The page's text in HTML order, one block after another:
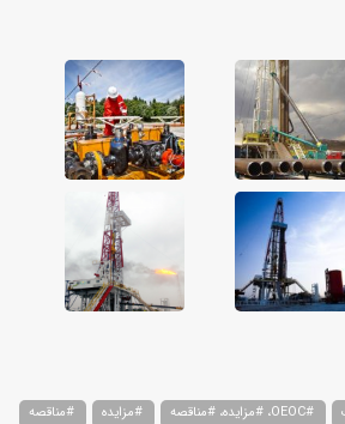
#OEOC، #مزایده، #مناقصه #مزایده
#مناقصه